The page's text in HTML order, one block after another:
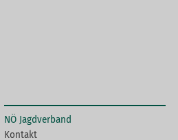
NÖ Jagdverband
Kontakt